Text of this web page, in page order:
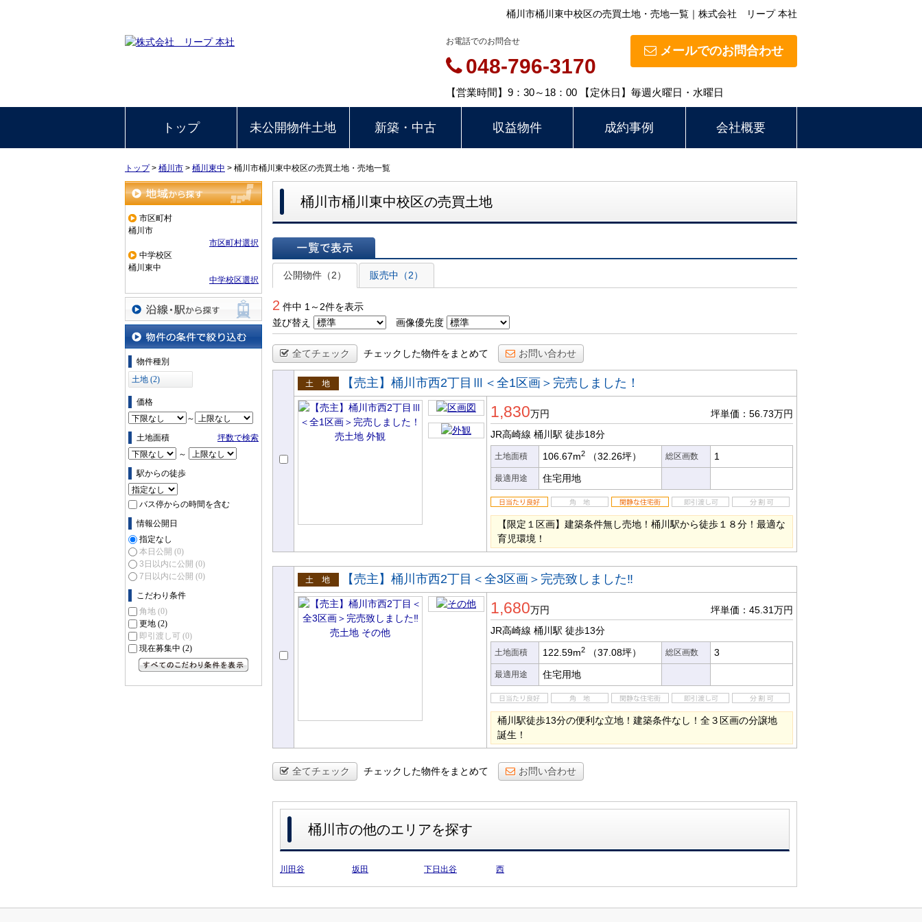
桶川市桶川東中校区の売買土地・売地一覧｜株式会社 リープ 本社
メールでのお問合わせ
お電話でのお問合せ
048-796-3170
【営業時間】9：30～18：00 【定休日】毎週火曜日・水曜日
トップ 未公開物件土地 新築・中古 収益物件 成約事例 会社概要
トップ> 桶川市 > 桶川東中 > 桶川市桶川東中校区の売買土地・売地一覧
地域から探す
市区町村
桶川市
市区町村選択
中学校区
桶川東中
中学校区選択
沿線・駅から探す
物件の条件で絞り込む
物件種別
土地 (2)
価格
～
土地面積
坪数で検索
～
駅からの徒歩
バス停からの時間を含む
情報公開日
指定なし
本日公開 (0)
3日以内に公開 (0)
7日以内に公開 (0)
こだわり条件
角地 (0)
更地 (2)
即引渡し可 (0)
現在募集中 (2)
桶川市桶川東中校区の売買土地
一覧で表示
公開物件（2）
販売中（2）
2 件中 1～2件を表示
並び替え
画像優先度
全てチェック チェックした物件をまとめて お問い合わせ
売土地
【売主】桶川市西2丁目Ⅲ＜全1区画＞完売しました！
1,830万円
坪単価：56.73万円
JR高崎線 桶川駅 徒歩18分
土地面積 106.67m2 （32.26坪） 総区画数 1
最適用途 住宅用地
【限定１区画】建築条件無し売地！桶川駅から徒歩１８分！最適な
育児環境！
売土地
【売主】桶川市西2丁目＜全3区画＞完売致しました‼
1,680万円
坪単価：45.31万円
JR高崎線 桶川駅 徒歩13分
土地面積 122.59m2 （37.08坪） 総区画数 3
最適用途 住宅用地
桶川駅徒歩13分の便利な立地！建築条件なし！全３区画の分譲地
誕生！
全てチェック チェックした物件をまとめて お問い合わせ
桶川市の他のエリアを探す
川田谷 坂田 下日出谷 西